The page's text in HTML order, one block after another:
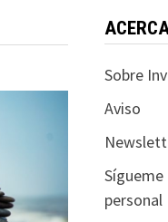
Sobre
Aviso
Sígueme
personal